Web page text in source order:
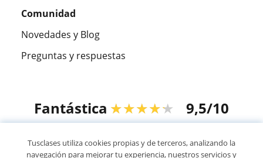
Comunidad
Novedades y Blog
Preguntas y respuestas
Fantástica ★★★★★ 9,5/10
Tusclases utiliza cookies propias y de terceros, analizando la
navegación para mejorar tu experiencia, nuestros servicios y